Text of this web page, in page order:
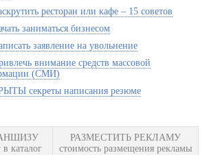
ресторан или кафе – 15 советов
заниматься бизнесом
заявление на увольнение
внимание средств массовой
(СМИ)
секреты написания резюме
каталог
РАЗМЕСТИТЬ РЕКЛАМУ
стоимость размещения рекламы